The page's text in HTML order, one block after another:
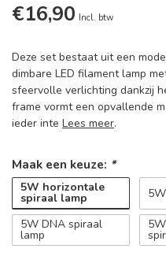
€16,90 Incl. btw
Deze set bestaat uit een
dimbare LED filament lamp
sfeervolle verlichting dankzij
frame vormt een opvallende
ieder inte Lees meer.
Maak een keuze: *
5W horizontale
spiraal lamp
5W DNA spiraal
lamp